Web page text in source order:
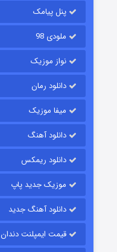
قسمت
پنل پیامک
ملودی 98
نواز موزیک
دانلود رمان
میفا موزیک
دانلود آهنگ
دانلود ریمکس
موزیک جدید پاپ
دانلود آهنگ جدید
قیمت ایمپلنت دندان